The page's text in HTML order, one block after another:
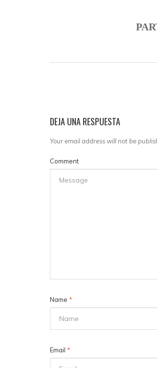
DEJA UNA RESPUESTA
Your email address will not be
Comment
Name *
Email *